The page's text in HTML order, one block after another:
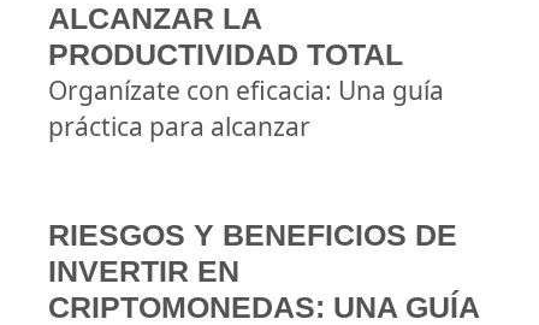
ALCANZAR LA
PRODUCTIVIDAD TOTAL
Organízate con eficacia: Una guía
práctica para alcanzar
RIESGOS Y BENEFICIOS DE
INVERTIR EN
CRIPTOMONEDAS: UNA GUÍA